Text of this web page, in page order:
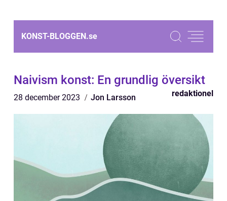
KONST-BLOGGEN.se
Naivism konst: En grundlig översikt
28 december 2023 Jon Larsson redaktionel